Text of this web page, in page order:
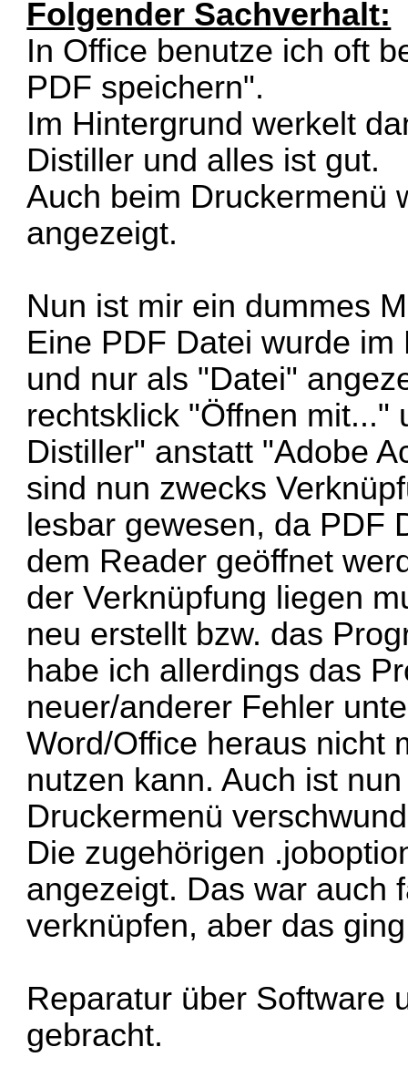
Folgender Sachverhalt:
In Office benutze ich oft
PDF speichern".
Im Hintergrund werkelt
Distiller und alles ist gut.
Auch beim Druckermenü
angezeigt.
Nun ist mir ein dummes
Eine PDF Datei wurde
und nur als "Datei"
rechtsklick "Öffnen mit..."
Distiller" anstatt "Adobe
sind nun zwecks
lesbar gewesen, da PDF
dem Reader geöffnet
der Verknüpfung liegen
neu erstellt bzw. das
habe ich allerdings das
neuer/anderer Fehler
Word/Office heraus nicht
nutzen kann. Auch ist
Druckermenü
Die zugehörigen
angezeigt. Das war auch
verknüpfen, aber das
Reparatur über Software
gebracht.